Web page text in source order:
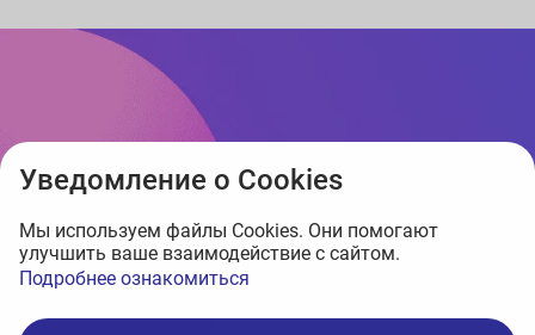
Уведомление о Cookies
Мы используем файлы Cookies. Они помогают
улучшить ваше взаимодействие с сайтом.
Подробнее ознакомиться